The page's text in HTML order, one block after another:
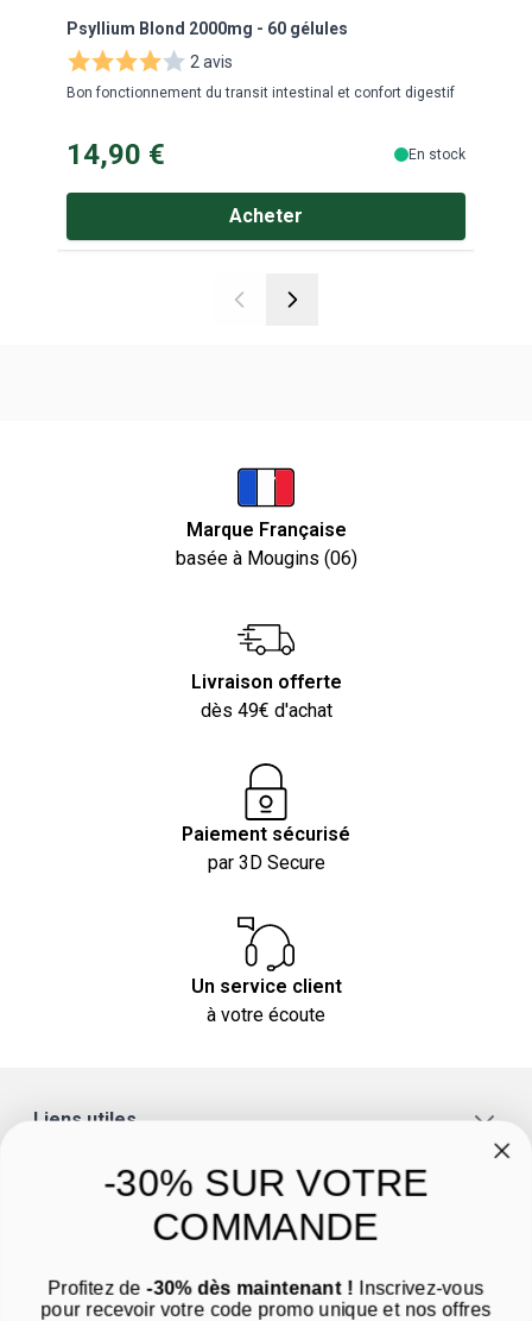
Psyllium Blond 2000mg - 60 gélules
2 avis
Bon fonctionnement du transit intestinal et confort digestif
14,90 € En stock
Acheter
Marque Française
basée à Mougins (06)
Livraison offerte
dès 49€ d'achat
Paiement sécurisé
par 3D Secure
Un service client
à votre écoute
Liens utiles
Nous contacter par email
-30% SUR VOTRE
COMMANDE
Profitez de -30% dès maintenant ! Inscrivez-vous
pour recevoir votre code promo unique et nos offres